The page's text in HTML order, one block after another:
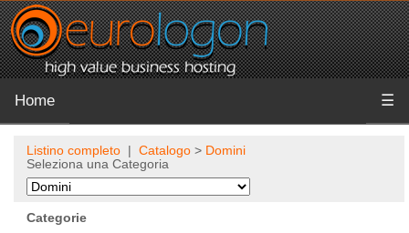
Home ☰
Listino completo | Catalogo > Domini
Seleziona una Categoria
Categorie